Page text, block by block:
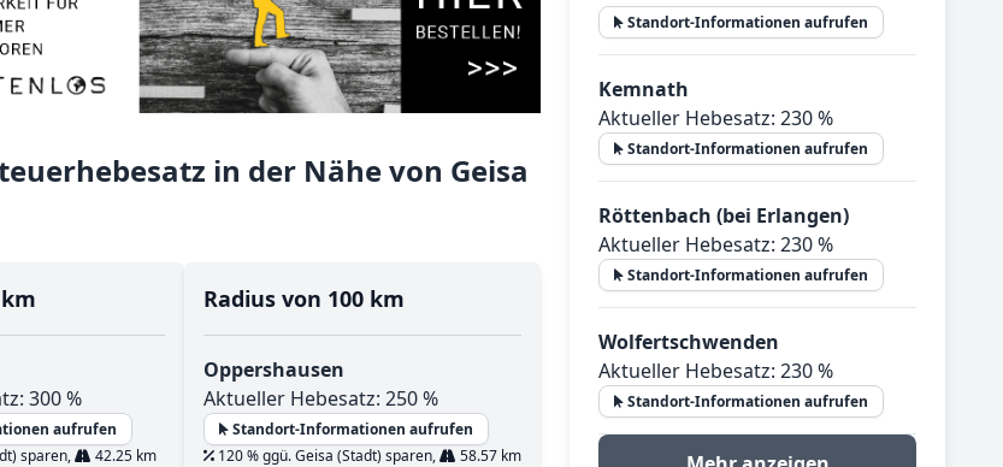
in der Nähe von Geisa
300 %
aufrufen
sparen,
42.25 km
Radius von 100 km
Oppershausen
Aktueller Hebesatz: 250 %
Standort-Informationen aufrufen
120 % ggü. Geisa (Stadt) sparen,
58.57 km
Standort-Informationen aufrufen
Kemnath
Aktueller Hebesatz: 230 %
Standort-Informationen aufrufen
Röttenbach (bei Erlangen)
Aktueller Hebesatz: 230 %
Standort-Informationen aufrufen
Wolfertschwenden
Aktueller Hebesatz: 230 %
Standort-Informationen aufrufen